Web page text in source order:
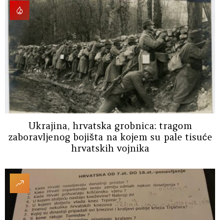
Ukrajina, hrvatska grobnica: tragom
zaboravljenog bojišta na kojem su pale tisuće
hrvatskih vojnika